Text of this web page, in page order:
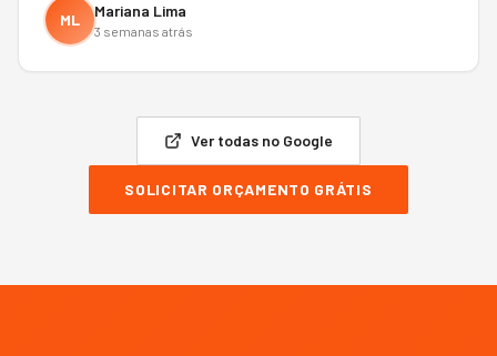
ML Mariana Lima
3 semanas atrás
Ver todas no Google
SOLICITAR ORÇAMENTO GRÁTIS